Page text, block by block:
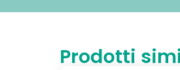
Prodotti